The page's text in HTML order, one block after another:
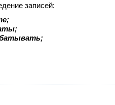
записей: